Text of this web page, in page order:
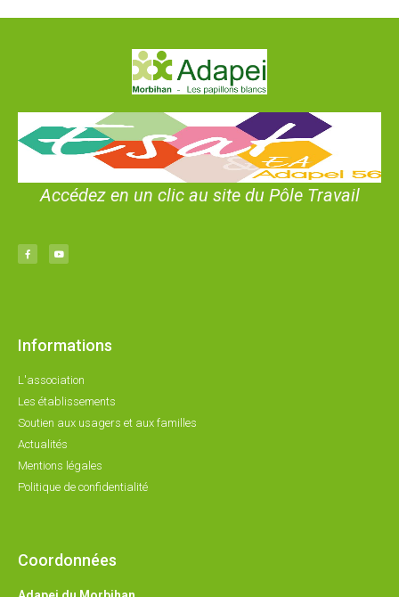
Accédez en un clic au site du Pôle Travail
Informations
L'association
Les établissements
Soutien aux usagers et aux familles
Actualités
Mentions légales
Politique de confidentialité
Coordonnées